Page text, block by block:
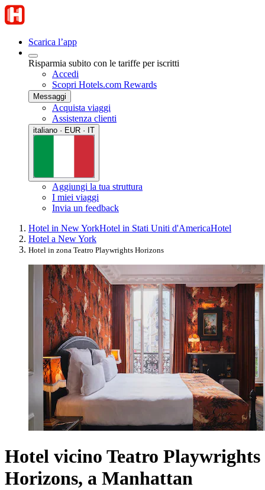
Scarica l’app
Risparmia subito con le tariffe per iscritti
Accedi
Scopri Hotels.com Rewards
Messaggi
Acquista viaggi
Assistenza clienti
italiano · EUR · IT
Aggiungi la tua struttura
I miei viaggi
Invia un feedback
Hotel in New YorkHotel in Stati Uniti d'AmericaHotel
Hotel a New York
Hotel in zona Teatro Playwrights Horizons
Hotel vicino Teatro Playwrights
Horizons, a Manhattan